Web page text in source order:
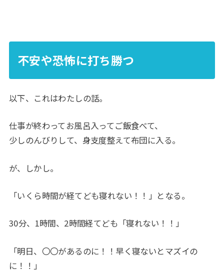
不安や恐怖に打ち勝つ
以下、これはわたしの話。
仕事が終わってお風呂入ってご飯食べて、
少しのんびりして、身支度整えて布団に入る。
が、しかし。
「いくら時間が経てども寝れない！！」となる。
30分、1時間、2時間経てども「寝れない！！」
「明日、〇〇があるのに！！早く寝ないとマズイの
に！！」